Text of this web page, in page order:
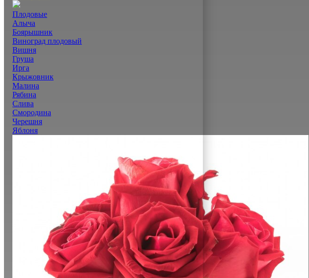
Плодовые
Алыча
Боярышник
Виноград плодовый
Вишня
Груша
Ирга
Крыжовник
Малина
Рябина
Слива
Смородина
Черешня
Яблоня